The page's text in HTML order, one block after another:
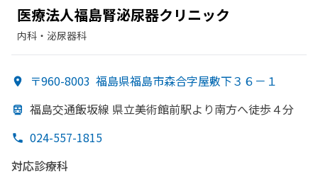
医療法人福島腎泌尿器クリニック
内科・​泌尿器科
〒960-8003 福島県福島市森合字屋敷下３６－１
福島交通飯坂線 県立美術館前駅より南方へ徒歩４分
024-557-1815
対応診療科